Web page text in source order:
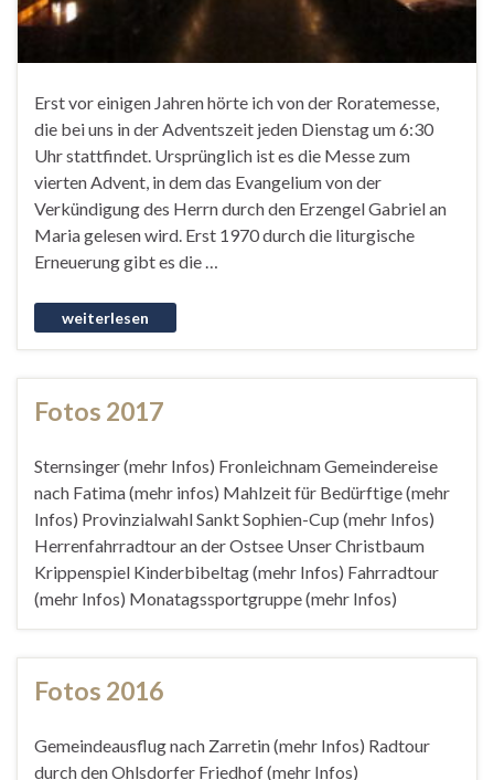
Erst vor einigen Jahren hörte ich von der Roratemesse,
die bei uns in der Adventszeit jeden Dienstag um 6:30
Uhr stattfindet. Ursprünglich ist es die Messe zum
vierten Advent, in dem das Evangelium von der
Verkündigung des Herrn durch den Erzengel Gabriel an
Maria gelesen wird. Erst 1970 durch die liturgische
Erneuerung gibt es die …
Fotos 2017
Sternsinger (mehr Infos) Fronleichnam Gemeindereise
nach Fatima (mehr infos) Mahlzeit für Bedürftige (mehr
Infos) Provinzialwahl Sankt Sophien-Cup (mehr Infos)
Herrenfahrradtour an der Ostsee Unser Christbaum
Krippenspiel Kinderbibeltag (mehr Infos) Fahrradtour
(mehr Infos) Monatagssportgruppe (mehr Infos)
Fotos 2016
Gemeindeausflug nach Zarretin (mehr Infos) Radtour
durch den Ohlsdorfer Friedhof (mehr Infos)